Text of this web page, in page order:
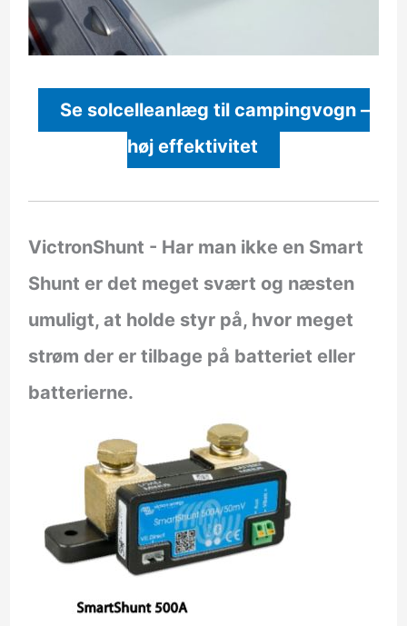
Se solcelleanlæg til campingvogn –
høj effektivitet
VictronShunt - Har man ikke en Smart
Shunt er det meget svært og næsten
umuligt, at holde styr på, hvor meget
strøm der er tilbage på batteriet eller
batterierne.